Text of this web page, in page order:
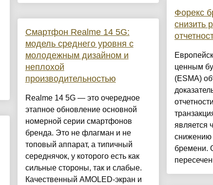
Смартфон Realme 14 5G:
модель среднего уровня с
молодежным дизайном и
неплохой
производительностью
Realme 14 5G — это очередное
этапное обновление основной
номерной серии смартфонов
бренда. Это не флагман и не
топовый аппарат, а типичный
середнячок, у которого есть как
сильные стороны, так и слабые.
Качественный AMOLED-экран и
Форекс
снизить
ценным
(ESMA)
является
снижению
бремени.